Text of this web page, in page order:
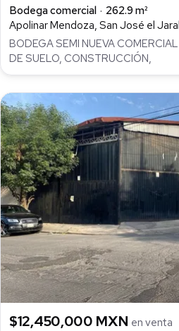
Bodega comercial
262.9 m²
Apolinar Mendoza, San José el
BODEGA SEMI NUEVA
DE SUELO, CONSTRUCCIÓN,
$12,450,000 MXN en venta